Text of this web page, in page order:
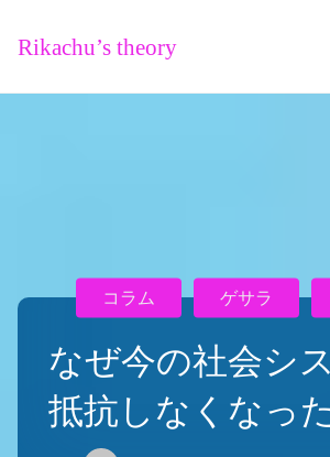
Rikachu’s theory
なぜ今の社会シ
抵抗しなくなっ
コラム ゲサラ